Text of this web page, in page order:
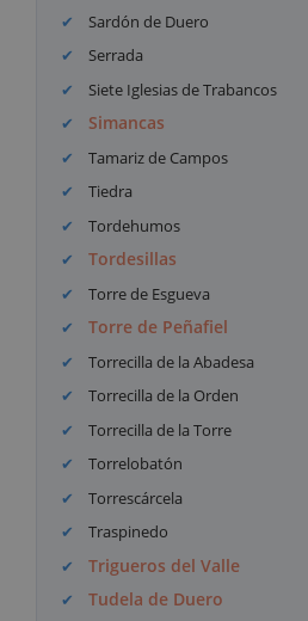
Sardón de Duero
Serrada
Siete Iglesias de Trabancos
Simancas
Tamariz de Campos
Tiedra
Tordehumos
Tordesillas
Torre de Esgueva
Torre de Peñafiel
Torrecilla de la Abadesa
Torrecilla de la Orden
Torrecilla de la Torre
Torrelobatón
Torrescárcela
Traspinedo
Trigueros del Valle
Tudela de Duero